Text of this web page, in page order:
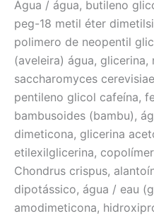
Água / água, butileno
peg-18 metil éter
polimero de neopentil
(aveleira) água,
saccharomyces
pentileno glicol cafeína,
bambusoides (bambu),
dimeticona, glicerina
etilexilglicerina,
Chondrus crispus,
dipotássico, água / eau
amodimeticona,